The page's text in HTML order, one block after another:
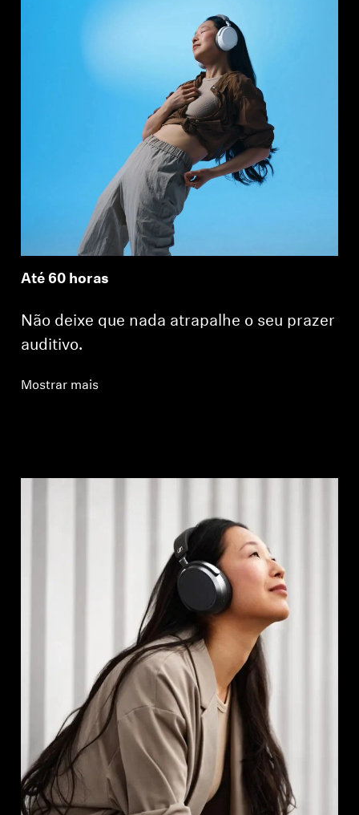
Até 60 horas
Não deixe que nada atrapalhe o seu prazer
auditivo.
Mostrar mais